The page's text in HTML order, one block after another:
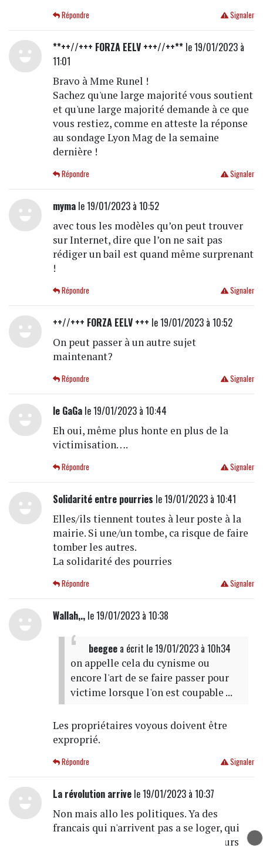
Signaler
Répondre
**++//+++ FORZA EELV +++//++**le 19/01/2023 à
11:01
Bravo à Mme Runel !
Sachez qu'une large majorité vous soutient
et qu'une large majorité demande à ce que
vous restiez, comme en atteste la réponse
au sondage Lyon Mag de la semaine
dernière !
Signaler
Répondre
mymale 19/01/2023 à 10:52
avec tous les modèles qu’on peut trouver
sur Internet, dire que l’on ne sait pas
rédiger un bail est quand même surprenant
!
Signaler
Répondre
++//+++ FORZA EELV +++ le 19/01/2023 à 10:52
On peut passer à un autre sujet
maintenant?
Signaler
Répondre
le GaGale 19/01/2023 à 10:44
Eh oui, même plus honte en plus de la
victimisation….
Signaler
Répondre
Solidarité entre pourries le 19/01/2023 à 10:41
Elles/ils tiennent toutes à leur poste à la
mairie. Si une/un tombe, ca risque de faire
tomber les autres.
La solidarité des pourries
Signaler
Répondre
Wallah,.,le 19/01/2023 à 10:38
beegeea écrit le 19/01/2023 à 10h34
on appelle cela du cynisme ou
encore l'art de se faire passer pour
victime lorsque l'on est coupable ...
Les propriétaires voyous doivent être
exproprié.
Signaler
Répondre
La révolution arrivele 19/01/2023 à 10:37
Non mais allo les politiques. Ya des
francais qui n'arrivent pas a se loger, qui
n'arrive pas a se nourrir, des travailleurs